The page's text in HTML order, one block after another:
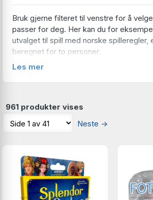
Bruk gjerne filteret til venstre for å
passer for deg. Her kan du for
utvalget til spill med norske spilleregler,
beregnet for to personer.
Les mer
961 produkter vises
Neste →